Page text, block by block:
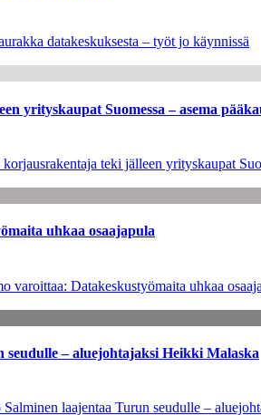
datakeskuksesta – työt jo käynnissä
yrityskaupat Suomessa – asema
teki jälleen yrityskaupat
uhkaa osaajapula
varoittaa: Datakeskustyömaita uhkaa
– aluejohtajaksi Heikki Malaska
laajentaa Turun seudulle –